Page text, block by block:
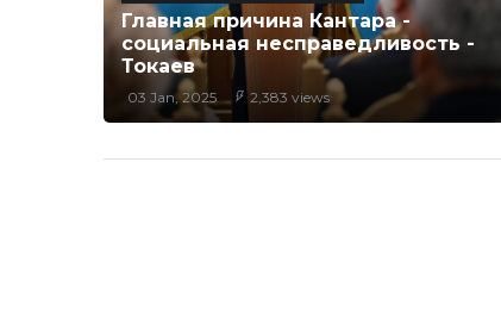
Главная причина Кантара -
социальная несправедливость -
Токаев
03 Jan, 2025 2,383 views